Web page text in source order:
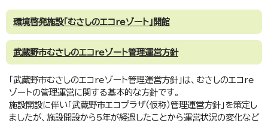
環境啓発施設「むさしのエコreゾート」開館
武蔵野市むさしのエコreゾート管理運営方針
「武蔵野市むさしのエコreゾート管理運営方針」は、むさしのエコre
ゾートの管理運営に関する基本的な方針です。
施設開設に伴い「武蔵野市エコプラザ（仮称）管理運営方針」を策定し
ましたが、施設開設から5年が経過したことから運営状況の変化など